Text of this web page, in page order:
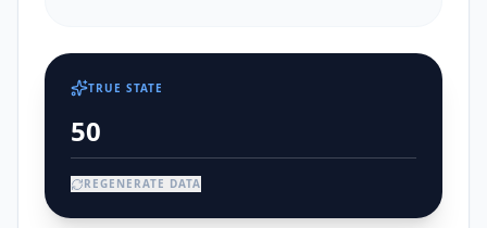
TRUE STATE
REGENERATE DATA